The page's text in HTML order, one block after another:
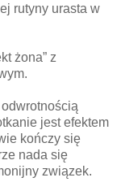
rutyny urasta w
żona” z
jest efektem
kończy się
nada się
związek.